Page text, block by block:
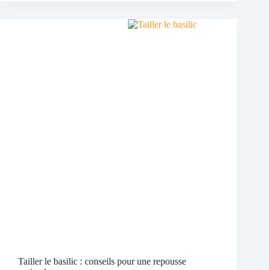
Tailler le basilic : conseils pour une repousse